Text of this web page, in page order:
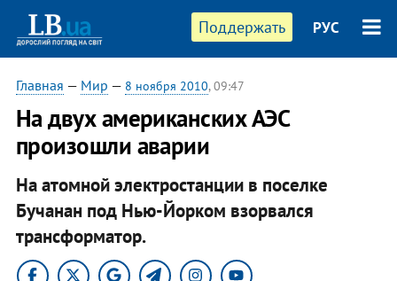
Поддержать РУС
Главная — Мир — 8 ноября 2010, 09:47
На двух американских АЭС
произошли аварии
На атомной электростанции в поселке
Бучанан под Нью-Йорком взорвался
трансформатор.